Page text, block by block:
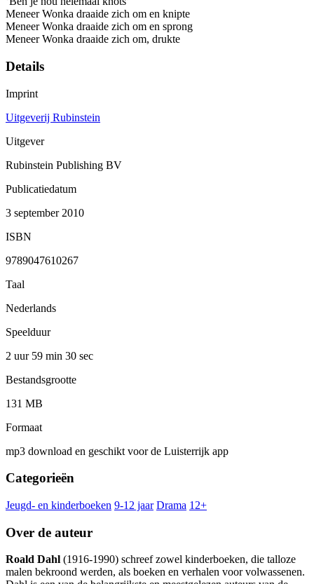
Meneer Wonka draaide zich om en knipte
Meneer Wonka draaide zich om en sprong
Meneer Wonka draaide zich om, drukte
Details
Imprint
Uitgeverij Rubinstein
Uitgever
Rubinstein Publishing BV
Publicatiedatum
3 september 2010
ISBN
9789047610267
Taal
Nederlands
Speelduur
2 uur 59 min 30 sec
Bestandsgrootte
131 MB
Formaat
mp3 download en geschikt voor de Luisterrijk app
Categorieën
Jeugd- en kinderboeken 9-12 jaar Drama 12+
Over de auteur
Roald Dahl (1916-1990) schreef zowel kinderboeken, die talloze
malen bekroond werden, als boeken en verhalen voor volwassenen.